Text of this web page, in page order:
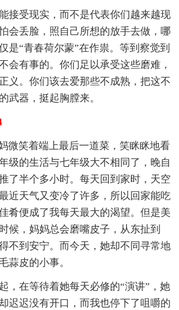
接受现实，而不是代表你们越来越现
会丢脸，照自己所想的放手去做，哪
是“青春荷尔蒙”在作祟。等到察觉到
会有事的。你们足以承受这些磨难，
义。你们该去爱那些不成熟，把这不
武器，挺起胸膛来。
微笑着端上最后一道菜，笑眯眯地看
级的生活与七年级大不相同了，晚自
了半个多小时。每天回到家时，天空
近天气又变冷了许多，所以回家能吃
肴便成了我每天最大的渴望。但是美
候，妈妈总会磨嘴皮子，从东扯到
不到安宁。而今天，她却不同寻常地
蒜皮的小事。
，在等待着她每天必修的“演讲”，她
迟迟没有开口，而我也停下了咀嚼的